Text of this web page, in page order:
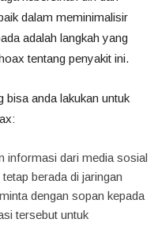
dalam meminimalisir
adalah langkah yang
tentang penyakit ini.
bisa anda lakukan untuk
informasi dari media sosial
berada di jaringan
dengan sopan kepada
tersebut untuk